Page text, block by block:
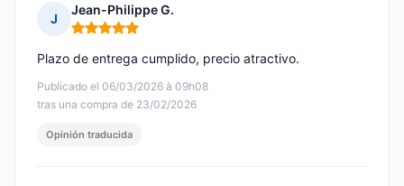
J
Jean-Philippe G.
Nota: 5 de 5
Publicado el 06/03/2026 à 09h08
tras una compra de 23/02/2026
Plazo de entrega cumplido, precio atractivo.
Opinión traducida